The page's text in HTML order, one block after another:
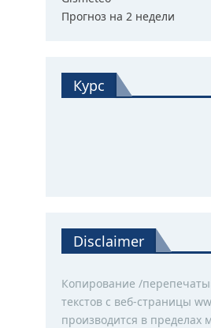
Прогноз на 2 недели
Курс
Disclaimer
Копирование /
текстов с веб-страницы
производится в пределах